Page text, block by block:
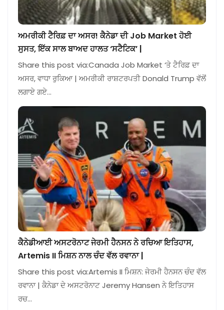
ਅਮਰੀਕੀ ਟੈਰਿਫ਼ ਦਾ ਅਸਰ! ਕੈਨੇਡਾ ਦੀ Job Market ਹੋਈ
ਸੁਸਤ, ਇੱਕ ਸਾਲ ਬਾਅਦ ਹਾਲਤ ‘ਸਟੈਟਿਕ’ |
Share this post via:Canada Job Market ‘ਤੇ ਟੈਰਿਫ਼ ਦਾ
ਅਸਰ, ਵਾਧਾ ਰੁਕਿਆ | ਅਮਰੀਕੀ ਰਾਸ਼ਟਰਪਤੀ Donald Trump ਵੱਲੋਂ
ਲਗਾਏ ਗਏ…
ਕੈਨੇਡੀਆਈ ਅਸਟਰੋਨਾਟ ਜੇਰਮੀ ਹੈਨਸਨ ਨੇ ਰਚਿਆ ਇਤਿਹਾਸ,
Artemis II ਮਿਸ਼ਨ ਨਾਲ ਚੰਦ ਵੱਲ ਰਵਾਨਾ |
Share this post via:Artemis II ਮਿਸ਼ਨ: ਜੇਰਮੀ ਹੈਨਸਨ ਚੰਦ ਵੱਲ
ਰਵਾਨਾ | ਕੈਨੇਡਾ ਦੇ ਅਸਟਰੋਨਾਟ Jeremy Hansen ਨੇ ਇਤਿਹਾਸ
ਰਚ…